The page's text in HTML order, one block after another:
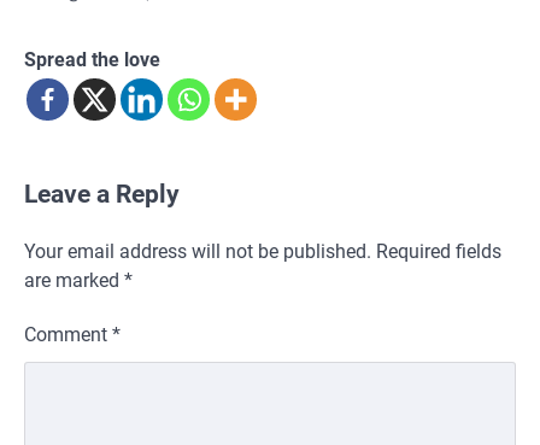
Spread the love
Leave a Reply
Your email address will not be published. Required fields
are marked *
Comment *